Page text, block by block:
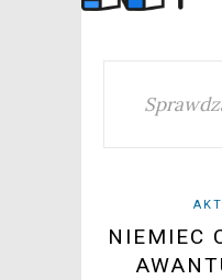
NIEMIEC